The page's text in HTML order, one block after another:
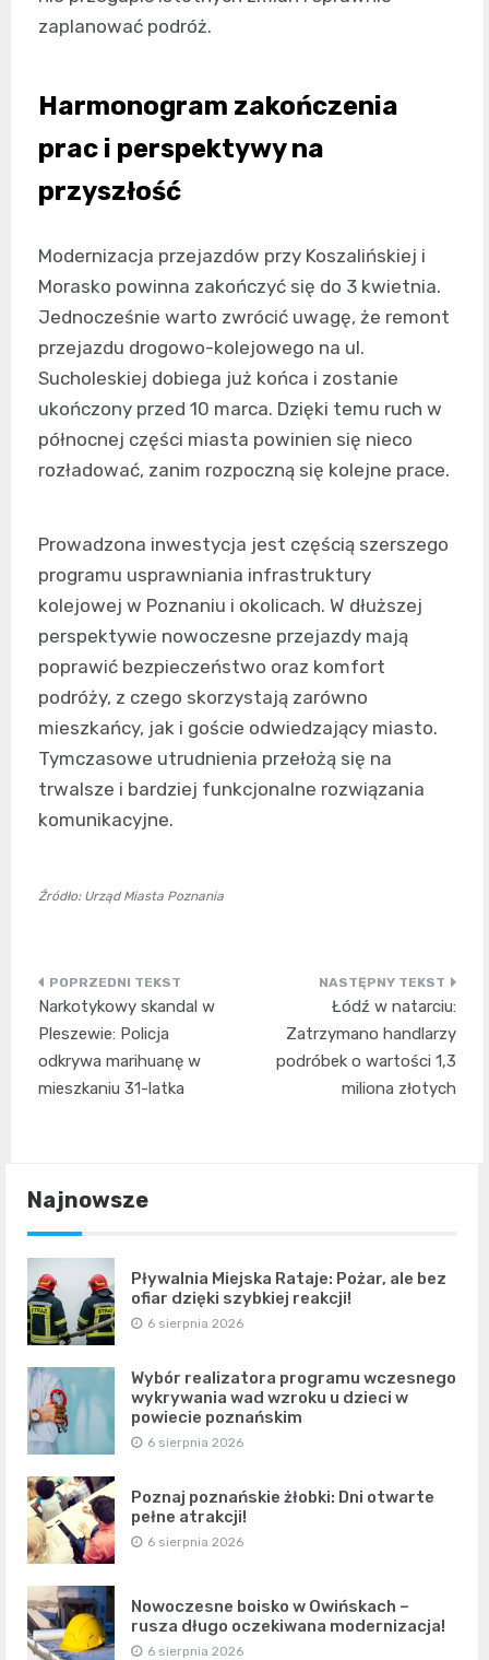
zaplanować podróż.
Harmonogram zakończenia
prac i perspektywy na
przyszłość
Modernizacja przejazdów przy Koszalińskiej i
Morasko powinna zakończyć się do 3 kwietnia.
Jednocześnie warto zwrócić uwagę, że remont
przejazdu drogowo-kolejowego na ul.
Sucholeskiej dobiega już końca i zostanie
ukończony przed 10 marca. Dzięki temu ruch w
północnej części miasta powinien się nieco
rozładować, zanim rozpoczną się kolejne prace.
Prowadzona inwestycja jest częścią szerszego
programu usprawniania infrastruktury
kolejowej w Poznaniu i okolicach. W dłuższej
perspektywie nowoczesne przejazdy mają
poprawić bezpieczeństwo oraz komfort
podróży, z czego skorzystają zarówno
mieszkańcy, jak i goście odwiedzający miasto.
Tymczasowe utrudnienia przełożą się na
trwalsze i bardziej funkcjonalne rozwiązania
komunikacyjne.
Źródło: Urząd Miasta Poznania
Nawigacja
wpisu
Narkotykowy skandal w
Pleszewie: Policja
odkrywa marihuanę w
mieszkaniu 31-latka
Łódź w natarciu:
Zatrzymano handlarzy
podróbek o wartości 1,3
miliona złotych
Najnowsze
Pływalnia Miejska Rataje: Pożar, ale bez
ofiar dzięki szybkiej reakcji!
6 sierpnia 2026
Wybór realizatora programu wczesnego
wykrywania wad wzroku u dzieci w
powiecie poznańskim
6 sierpnia 2026
Poznaj poznańskie żłobki: Dni otwarte
pełne atrakcji!
6 sierpnia 2026
Nowoczesne boisko w Owińskach –
rusza długo oczekiwana modernizacja!
6 sierpnia 2026